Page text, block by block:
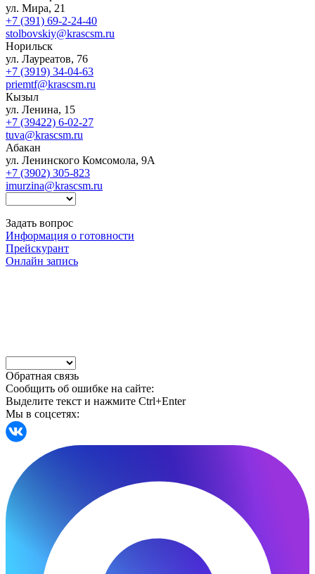
ул. Мира, 21
+7 (391) 69-2-24-40
stolbovskiy@krascsm.ru
Норильск
ул. Лауреатов, 76
+7 (3919) 34-04-63
priemtf@krascsm.ru
Кызыл
ул. Ленина, 15
+7 (39422) 6-02-27
tuva@krascsm.ru
Абакан
ул. Ленинского Комсомола, 9А
+7 (3902) 305-823
imurzina@krascsm.ru
Задать вопрос
Информация о готовности
Прейскурант
Онлайн запись
Обратная связь
Сообщить об ошибке на сайте:
Выделите текст и нажмите Ctrl+Enter
Мы в соцсетях: